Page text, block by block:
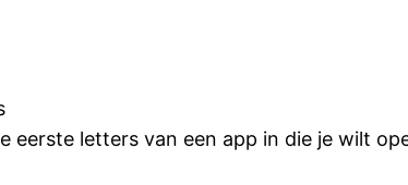
letters van een app in die je wilt